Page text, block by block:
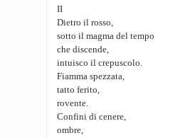
II
Dietro il rosso,
sotto il magma del tempo
che discende,
intuisco il crepuscolo.
Fiamma spezzata,
tatto ferito,
rovente.
Confini di cenere,
ombre,